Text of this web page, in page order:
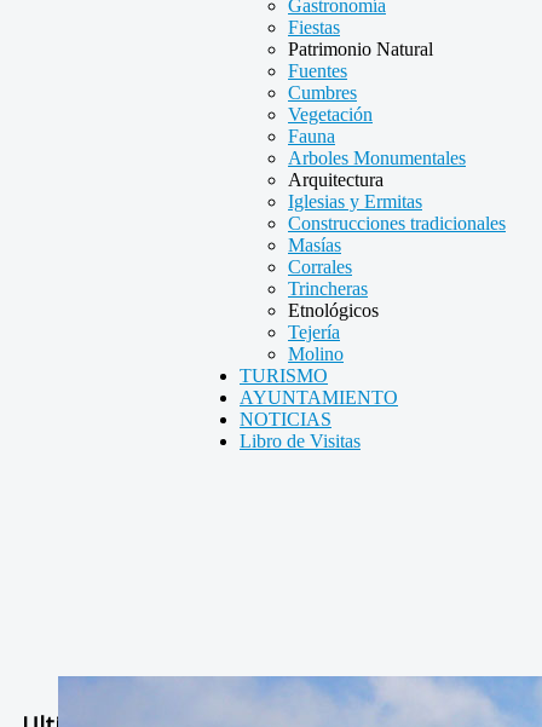
Gastronomía
Fiestas
Patrimonio Natural
Fuentes
Cumbres
Vegetación
Fauna
Arboles Monumentales
Arquitectura
Iglesias y Ermitas
Construcciones tradicionales
Masías
Corrales
Trincheras
Etnológicos
Tejería
Molino
TURISMO
AYUNTAMIENTO
NOTICIAS
Libro de Visitas